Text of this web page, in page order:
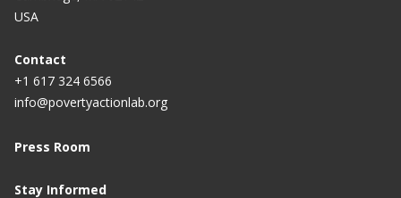
USA
Contact
+1 617 324 6566
info@povertyactionlab.org
Press Room
Stay Informed